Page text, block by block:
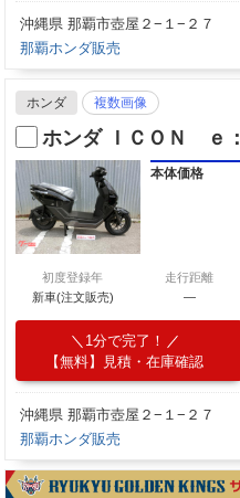
沖縄県 那覇市壺屋２−１−２７
那覇ホンダ販売
ホンダ 複数画像
ホンダ ＩＣＯＮ ｅ：
本体価格
初度登録年
新車(注文販売)
走行距離
―
1分で完了！
【無料】見積・在庫確認
沖縄県 那覇市壺屋２−１−２７
那覇ホンダ販売